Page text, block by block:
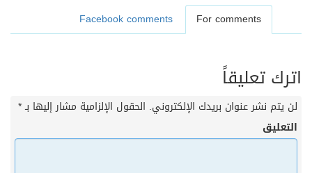
For comments
Facebook comments
اترك تعليقاً
لن يتم نشر عنوان بريدك الإلكتروني. الحقول الإلزامية مشار إليها بـ*
التعليق